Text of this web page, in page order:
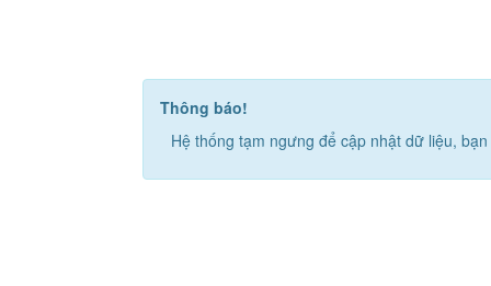
Thông báo!
Hệ thống tạm ngưng để cập nhật dữ liệu,